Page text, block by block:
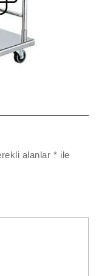
alanlar* ile